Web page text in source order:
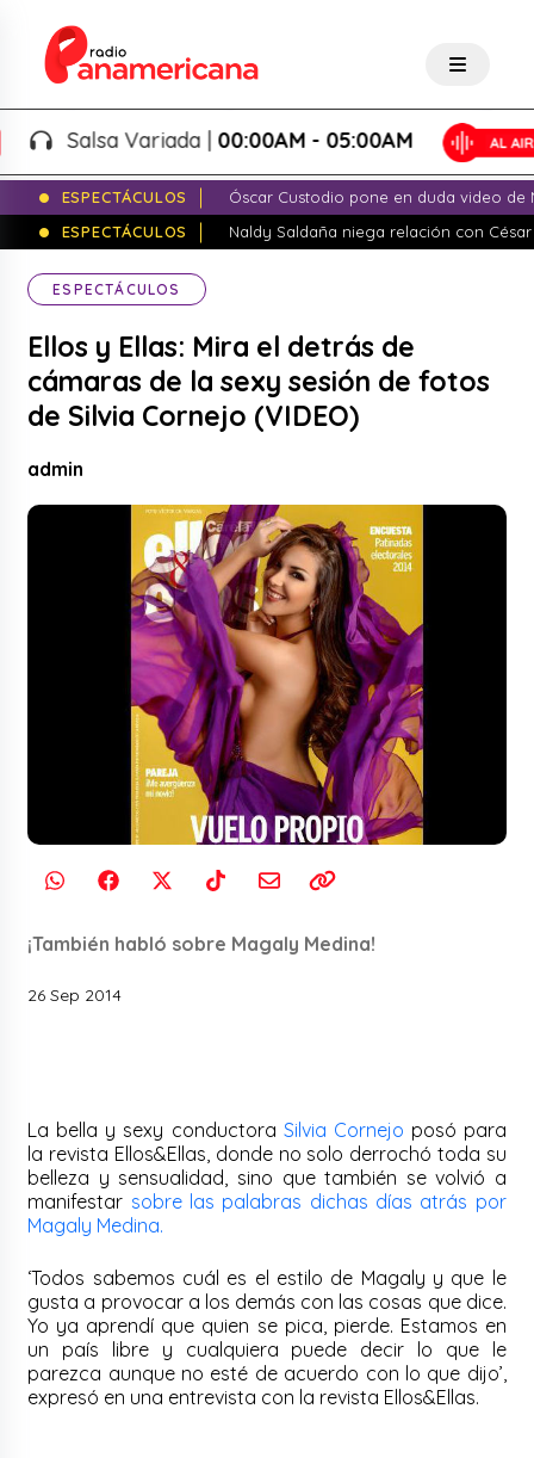
Salsa Variada |00:00AM - 05:00AM
ESPECTÁCULOS
Óscar Custodio pone en duda video de
ESPECTÁCULOS
Naldy Saldaña niega relación con
ESPECTÁCULOS
Ellos y Ellas: Mira el detrás de
cámaras de la sexy sesión de fotos
de Silvia Cornejo (VIDEO)
admin
¡También habló sobre Magaly Medina!
26 Sep 2014
La bella y sexy conductora Silvia Cornejo posó para
la revista Ellos&Ellas, donde no solo derrochó toda su
belleza y sensualidad, sino que también se volvió a
manifestar sobre las palabras dichas días atrás por
Magaly Medina.
‘Todos sabemos cuál es el estilo de Magaly y que le
gusta a provocar a los demás con las cosas que dice.
Yo ya aprendí que quien se pica, pierde. Estamos en
un país libre y cualquiera puede decir lo que le
parezca aunque no esté de acuerdo con lo que dijo’,
expresó en una entrevista con la revista Ellos&Ellas.